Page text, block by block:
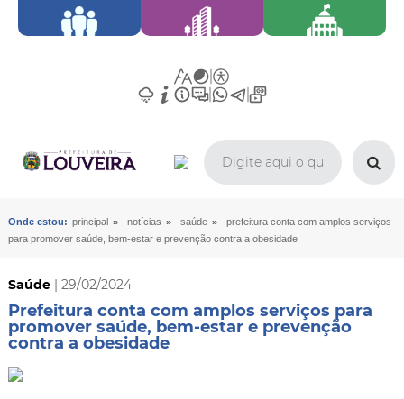
Onde estou: principal » notícias » saúde »
prefeitura conta com amplos serviços
para promover saúde, bem-estar e prevenção contra a obesidade
Saúde| 29/02/2024
Prefeitura conta com amplos serviços para
promover saúde, bem-estar e prevenção
contra a obesidade